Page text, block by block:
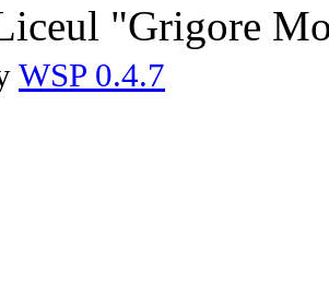
"Grigore
WSP 0.4.7